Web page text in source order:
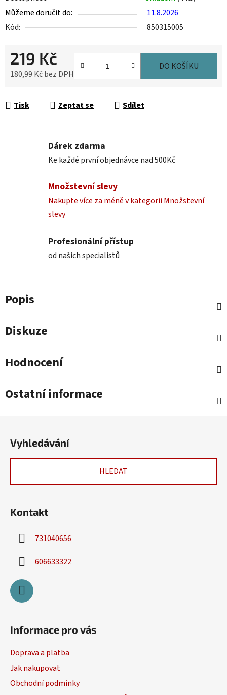
Můžeme doručit do:
11.8.2026
Kód:
850315005
219 Kč
180,99 Kč bez DPH
DO KOŠÍKU
Tisk Zeptat se Sdílet
Dárek zdarma
Ke každé první objednávce nad 500Kč
Množstevní slevy
Nakupte více za méně v kategorii Množstevní
slevy
Profesionální přístup
od našich specialistů
Popis
Diskuze
Hodnocení
Ostatní informace
Vyhledávání
HLEDAT
Kontakt
731040656
606633322
Informace pro vás
Doprava a platba
Jak nakupovat
Obchodní podmínky